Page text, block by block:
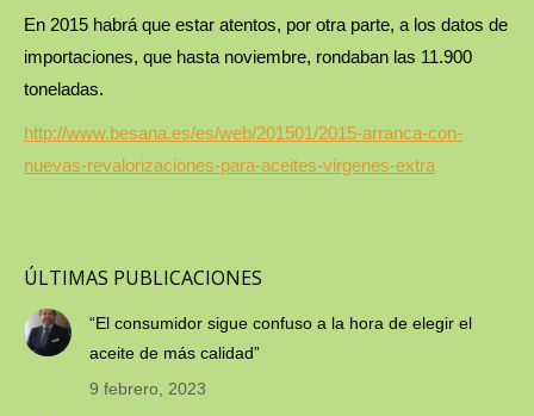
En 2015 habrá que estar atentos, por otra parte, a los datos de
importaciones, que hasta noviembre, rondaban las 11.900
toneladas.
http://www.besana.es/es/web/201501/2015-arranca-con-
nuevas-revalorizaciones-para-aceites-virgenes-extra
ÚLTIMAS PUBLICACIONES
“El consumidor sigue confuso a la hora de elegir el
aceite de más calidad”
9 febrero, 2023